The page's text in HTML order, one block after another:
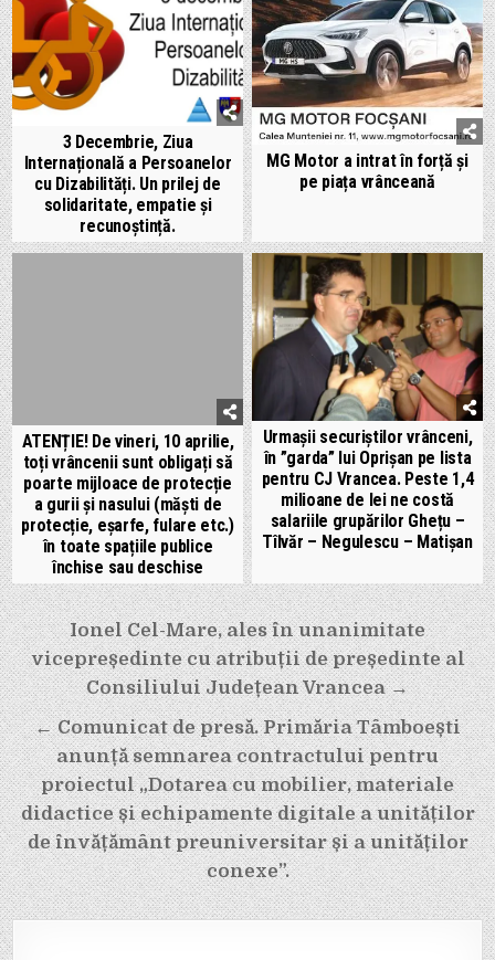
3 Decembrie, Ziua
Internațională a Persoanelor
cu Dizabilități. Un prilej de
solidaritate, empatie și
recunoștință.
MG Motor a intrat în forță și
pe piața vrânceană
ATENȚIE! De vineri, 10 aprilie,
toți vrâncenii sunt obligați să
poarte mijloace de protecție
a gurii și nasului (măști de
protecție, eșarfe, fulare etc.)
în toate spațiile publice
închise sau deschise
Urmașii securiștilor vrânceni,
în ”garda” lui Oprișan pe lista
pentru CJ Vrancea. Peste 1,4
milioane de lei ne costă
salariile grupărilor Ghețu –
Tîlvăr – Negulescu – Matișan
Navigare
în
articole
Ionel Cel-Mare, ales în unanimitate
vicepreședinte cu atribuții de președinte al
Consiliului Județean Vrancea →
← Comunicat de presă. Primăria Tâmboești
anunță semnarea contractului pentru
proiectul „Dotarea cu mobilier, materiale
didactice și echipamente digitale a unităților
de învățământ preuniversitar și a unităților
conexe”.